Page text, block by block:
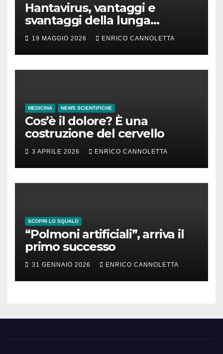
Hantavirus, vantaggi e
svantaggi della lunga
incubazione
19 MAGGIO 2026 ENRICO CANNOLETTA
MEDICINA NEWS SCIENTIFICHE
Cos’è il dolore? È una
costruzione del cervello
3 APRILE 2026 ENRICO CANNOLETTA
SCOPRI LO SQUALO
“Polmoni artificiali”, arriva il
primo successo
31 GENNAIO 2026 ENRICO CANNOLETTA